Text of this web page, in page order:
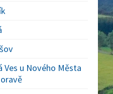
Ves u Nového Města